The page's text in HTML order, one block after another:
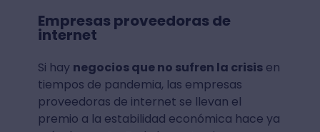
Empresas proveedoras de
internet
Si hay negocios que no sufren la crisisen
tiempos de pandemia, las empresas
proveedoras de internet se llevan el
premio a la estabilidad económica hace ya